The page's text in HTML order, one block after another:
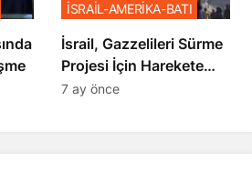
İsrail, Gazzelileri Sürme
Projesi İçin Harekete
Geçti
İSRAİL-AMERİKA-BATI
7 ay önce